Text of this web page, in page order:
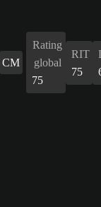
CM
Rating
global
75
RIT
75